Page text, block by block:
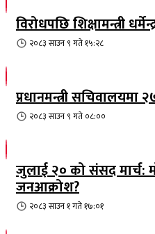
विरोधपछि शिक्षामन्त्री
२०८३ साउन ९ गते १५:२८
प्रधानमन्त्री सचिवालयमा
२०८३ साउन ९ गते ०८:००
जुलाई २० को संसद मार्च:
जनआक्रोश?
२०८३ साउन १ गते १७:०१